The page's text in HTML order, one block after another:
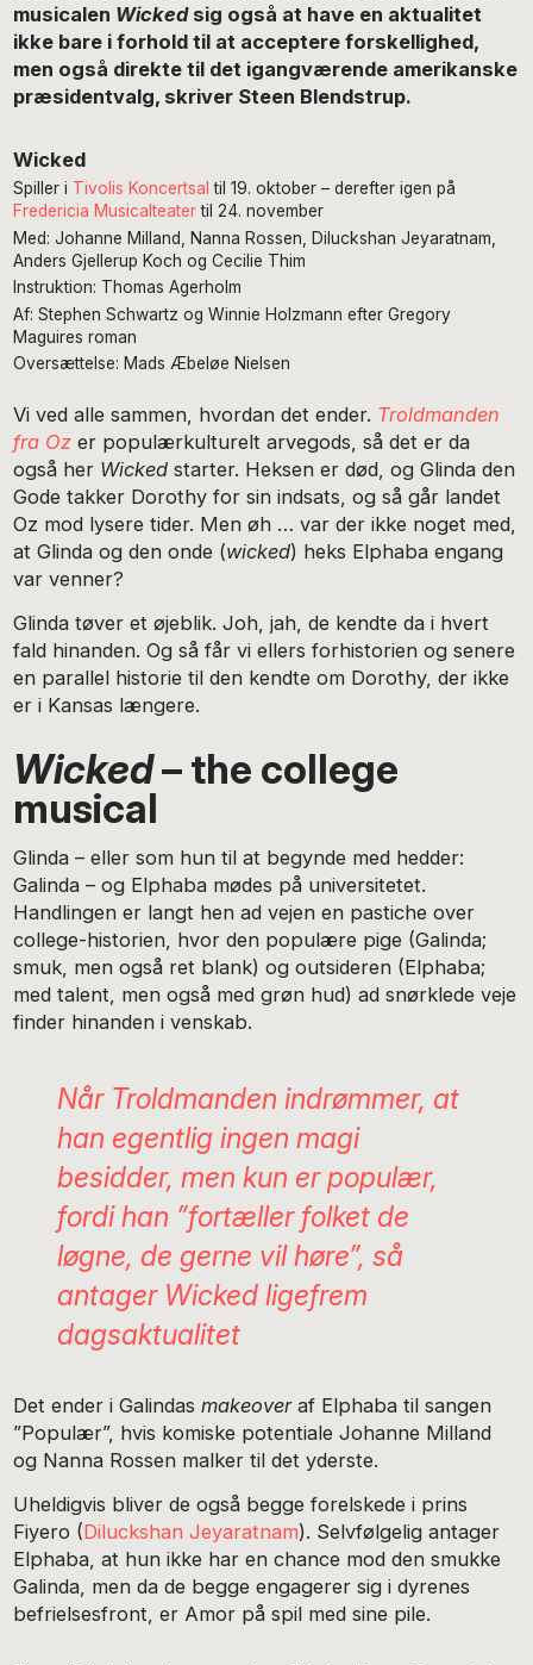
musicalen Wickedsig også at have en aktualitet
ikke bare i forhold til at acceptere forskellighed,
men også direkte til det igangværende amerikanske
præsidentvalg, skriver Steen Blendstrup.
Wicked
Spiller i Tivolis Koncertsal til 19. oktober – derefter igen på
Fredericia Musicalteatertil 24. november
Med: Johanne Milland, Nanna Rossen, Diluckshan Jeyaratnam,
Anders Gjellerup Koch og Cecilie Thim
Instruktion: Thomas Agerholm
Af: Stephen Schwartz og Winnie Holzmann efter Gregory
Maguires roman
Oversættelse: Mads Æbeløe Nielsen
Vi ved alle sammen, hvordan det ender. Troldmanden
fra Oz er populærkulturelt arvegods, så det er da
også her Wicked starter. Heksen er død, og Glinda den
Gode takker Dorothy for sin indsats, og så går landet
Oz mod lysere tider. Men øh … var der ikke noget med,
at Glinda og den onde (wicked) heks Elphaba engang
var venner?
Glinda tøver et øjeblik. Joh, jah, de kendte da i hvert
fald hinanden. Og så får vi ellers forhistorien og senere
en parallel historie til den kendte om Dorothy, der ikke
er i Kansas længere.
Wicked– the college
musical
Glinda – eller som hun til at begynde med hedder:
Galinda – og Elphaba mødes på universitetet.
Handlingen er langt hen ad vejen en pastiche over
college-historien, hvor den populære pige (Galinda;
smuk, men også ret blank) og outsideren (Elphaba;
med talent, men også med grøn hud) ad snørklede veje
finder hinanden i venskab.
Når Troldmanden indrømmer, at
han egentlig ingen magi
besidder, men kun er populær,
fordi han ”fortæller folket de
løgne, de gerne vil høre”, så
antager Wickedligefrem
dagsaktualitet
Det ender i Galindasmakeoveraf Elphaba til sangen
”Populær”, hvis komiske potentiale Johanne Milland
og Nanna Rossen malker til det yderste.
Uheldigvis bliver de også begge forelskede i prins
Fiyero (Diluckshan Jeyaratnam). Selvfølgelig antager
Elphaba, at hun ikke har en chance mod den smukke
Galinda, men da de begge engagerer sig i dyrenes
befrielsesfront, er Amor på spil med sine pile.